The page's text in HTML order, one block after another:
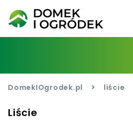
DomekIOgrodek.pl > liście
Liście